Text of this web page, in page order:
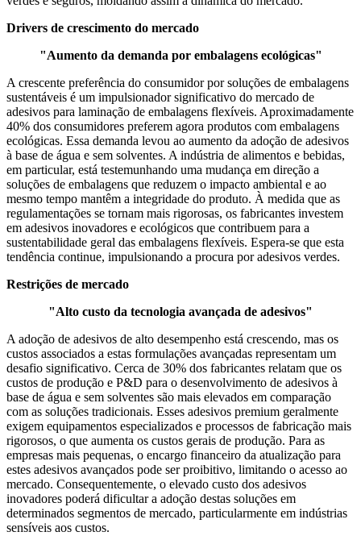
Drivers de crescimento do mercado
"Aumento da demanda por embalagens ecológicas"
A crescente preferência do consumidor por soluções de embalagens
sustentáveis ​​é um impulsionador significativo do mercado de
adesivos para laminação de embalagens flexíveis. Aproximadamente
40% dos consumidores preferem agora produtos com embalagens
ecológicas. Essa demanda levou ao aumento da adoção de adesivos
à base de água e sem solventes. A indústria de alimentos e bebidas,
em particular, está testemunhando uma mudança em direção a
soluções de embalagens que reduzem o impacto ambiental e ao
mesmo tempo mantêm a integridade do produto. À medida que as
regulamentações se tornam mais rigorosas, os fabricantes investem
em adesivos inovadores e ecológicos que contribuem para a
sustentabilidade geral das embalagens flexíveis. Espera-se que esta
tendência continue, impulsionando a procura por adesivos verdes.
Restrições de mercado
"Alto custo da tecnologia avançada de adesivos"
A adoção de adesivos de alto desempenho está crescendo, mas os
custos associados a estas formulações avançadas representam um
desafio significativo. Cerca de 30% dos fabricantes relatam que os
custos de produção e P&D para o desenvolvimento de adesivos à
base de água e sem solventes são mais elevados em comparação
com as soluções tradicionais. Esses adesivos premium geralmente
exigem equipamentos especializados e processos de fabricação mais
rigorosos, o que aumenta os custos gerais de produção. Para as
empresas mais pequenas, o encargo financeiro da atualização para
estes adesivos avançados pode ser proibitivo, limitando o acesso ao
mercado. Consequentemente, o elevado custo dos adesivos
inovadores poderá dificultar a adoção destas soluções em
determinados segmentos de mercado, particularmente em indústrias
sensíveis aos custos.